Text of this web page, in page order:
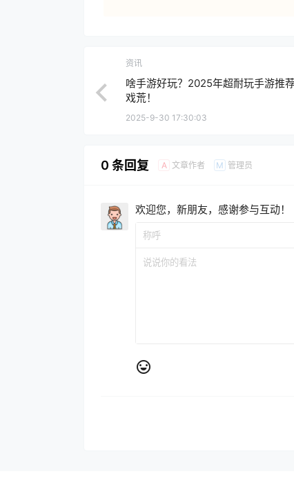
资讯
啥手游好玩？2025年超耐玩手游推
戏荒！
2025-9-30 17:30:03
0 条回复 A 文章作者 M 管理员
欢迎您，新朋友，感谢参与互动！